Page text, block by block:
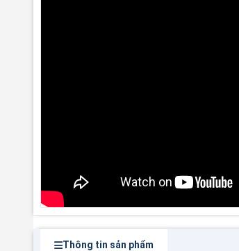
Thông tin sản phẩm